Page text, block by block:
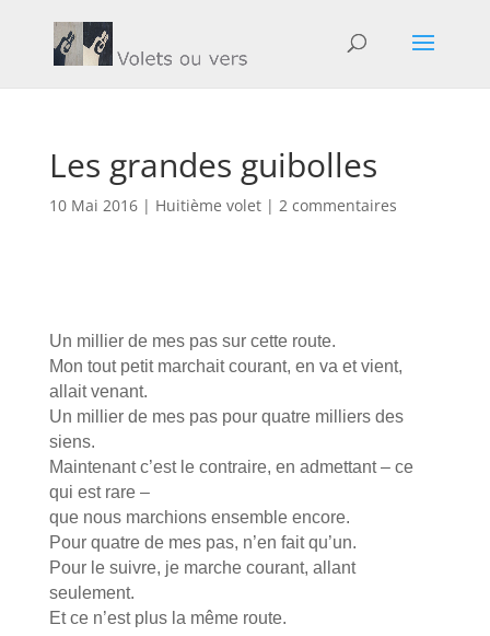
Les grandes guibolles
10 Mai 2016| Huitième volet| 2 commentaires
Un millier de mes pas sur cette route.
Mon tout petit marchait courant, en va et vient,
allait venant.
Un millier de mes pas pour quatre milliers des
siens.
Maintenant c’est le contraire, en admettant – ce
qui est rare –
que nous marchions ensemble encore.
Pour quatre de mes pas, n’en fait qu’un.
Pour le suivre, je marche courant, allant
seulement.
Et ce n’est plus la même route.